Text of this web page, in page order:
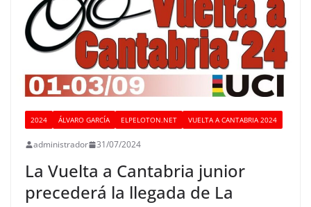
2024 ÁLVARO GARCÍA ELPELOTON.NET VUELTA A CANTABRIA 2024
administrador 31/07/2024
La Vuelta a Cantabria junior
precederá la llegada de La